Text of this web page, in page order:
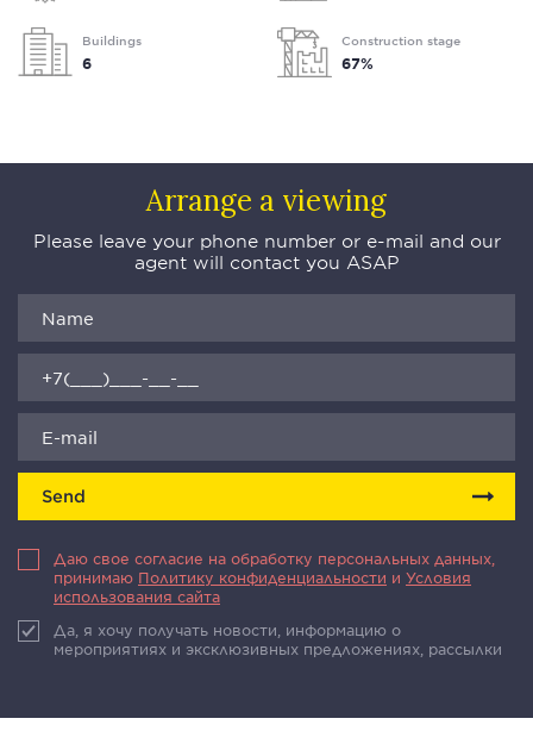
Buildings
6
Construction stage
67%
Arrange a viewing
Please leave your phone number or e-mail and our
agent will contact you ASAP
Send
Даю свое согласие на обработку персональных данных,
принимаю Политику конфиденциальности и Условия
использования сайта
Да, я хочу получать новости, информацию о
мероприятиях и эксклюзивных предложениях, рассылки